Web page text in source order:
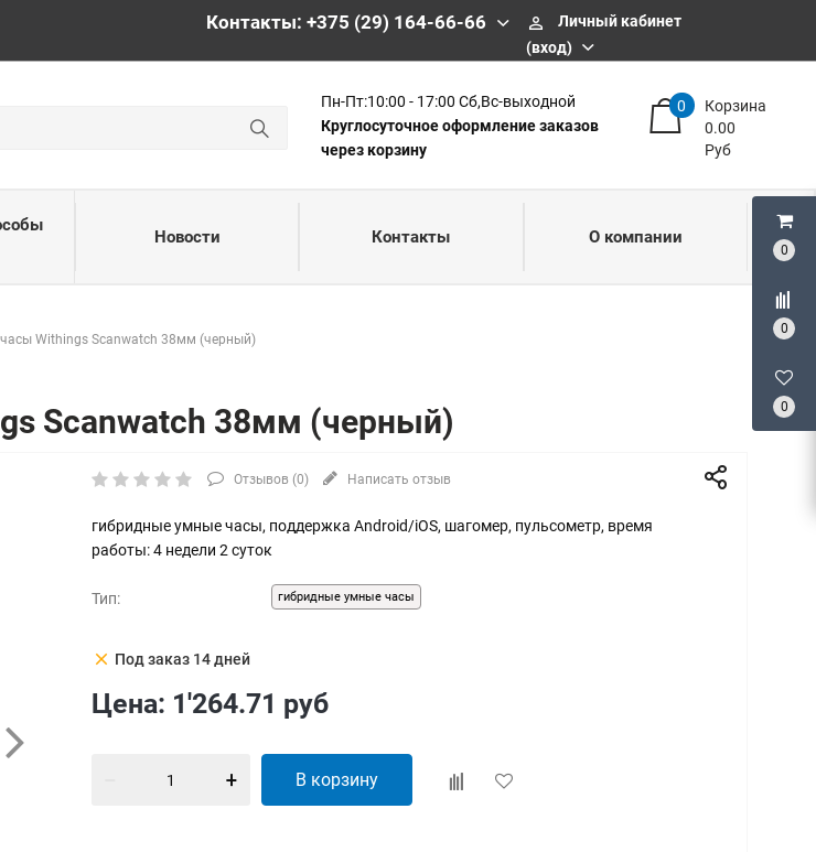
0
0
0
Контакты: +375 (29) 164-66-66 perm_identity
Личный кабинет
(вход)
Пн-Пт:10:00 - 17:00 Сб,Вс-выходной
Круглосуточное оформление заказов
через корзину
Корзина
0
0.00
Руб
Новости Контакты О компании
Withings Scanwatch 38мм (черный)
Scanwatch 38мм (черный)
Отзывов (0) Написать отзыв
гибридные умные часы, поддержка Android/iOS, шагомер, пульсометр, время
работы: 4 недели 2 суток
Тип: гибридные умные часы
clear Под заказ 14 дней
Цена: 1'264.71 руб
В корзину